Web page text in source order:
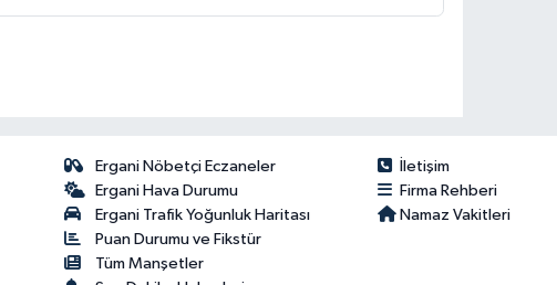
Ergani Nöbetçi Eczaneler
Ergani Hava Durumu
Ergani Trafik Yoğunluk Haritası
Puan Durumu ve Fikstür
Tüm Manşetler
İletişim
Firma Rehberi
Namaz Vakitleri